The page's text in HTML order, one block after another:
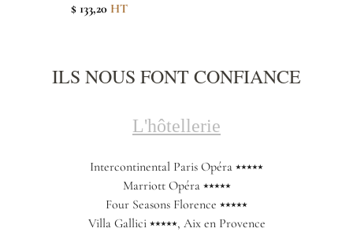
$ 133,20HT
ILS NOUS FONT CONFIANCE
L'hôtellerie
Intercontinental Paris Opéra ⭑⭑⭑⭑⭑
Marriott Opéra ⭑⭑⭑⭑⭑
Four Seasons Florence ⭑⭑⭑⭑⭑
Villa Gallici ⭑⭑⭑⭑⭑, Aix en Provence